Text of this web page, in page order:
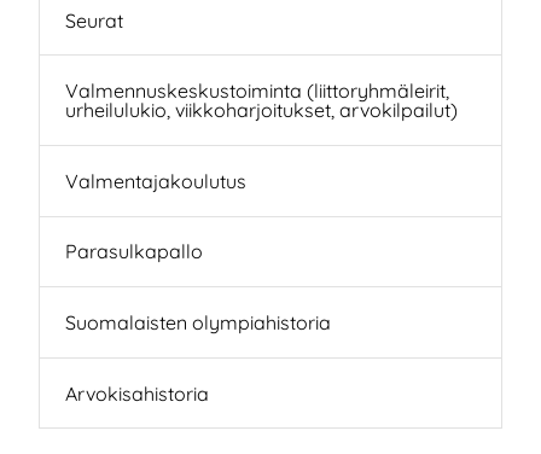
Seurat
Valmennuskeskustoiminta (liittoryhmäleirit,
urheilulukio, viikkoharjoitukset, arvokilpailut)
Valmentajakoulutus
Parasulkapallo
Suomalaisten olympiahistoria
Arvokisahistoria